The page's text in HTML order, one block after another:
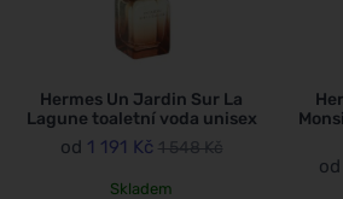
Hermes Un Jardin Sur La
Lagune toaletní voda unisex
od 1 191 Kč 1 548 Kč
Skladem
od